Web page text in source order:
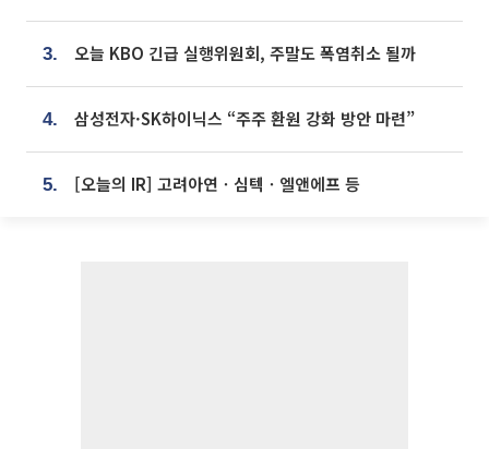
3. 오늘 KBO 긴급 실행위원회, 주말도 폭염취소 될까
4. 삼성전자·SK하이닉스 “주주 환원 강화 방안 마련”
5. [오늘의 IR] 고려아연ㆍ심텍ㆍ엘앤에프 등